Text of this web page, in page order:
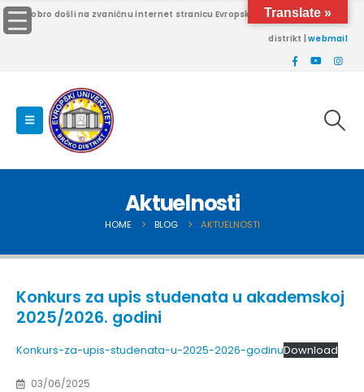
Dobro došli na zvaničnu internet stranicu Evropskog univerziteta Brčko
distrikt |webmail
Aktuelnosti
HOME BLOG AKTUELNOSTI
Konkurs za upis studenata u akademskoj
2025/2026. godini
Konkurs-za-upis-studenata-u-2025-2026-godinuDownload
03/06/2025
Translate »